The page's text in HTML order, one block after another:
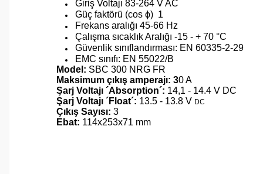
Giriş Voltajı 83-264 V AC
Güç faktörü (cos ϕ) 1
Frekans aralığı 45-66 Hz
Çalışma sıcaklık Aralığı -15 - + 70 °C
Güvenlik sınıflandırması: EN 60335-2-29
EMC sınıfı: EN 55022/B
Model: SBC 300 NRG FR
Maksimum çıkış amperajı: 30 A
Şarj Voltajı ´Absorption´: 14,1 - 14.4 V DC
Şarj Voltajı ´Float´: 13.5 - 13.8 V DC
Çıkış Sayısı: 3
Ebat: 114x253x71 mm